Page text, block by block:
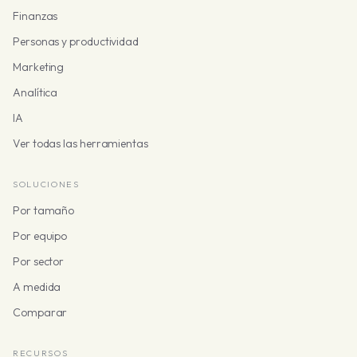
Finanzas
Personas y productividad
Marketing
Analítica
IA
Ver todas las herramientas
SOLUCIONES
Por tamaño
Por equipo
Por sector
A medida
Comparar
RECURSOS